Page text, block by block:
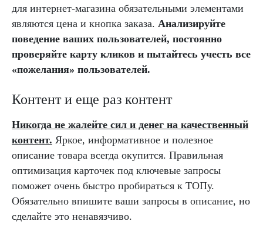
для интернет-магазина обязательными элементами
являются цена и кнопка заказа. Анализируйте
поведение ваших пользователей, постоянно
проверяйте карту кликов и пытайтесь учесть все
«пожелания» пользователей.
Контент и еще раз контент
Никогда не жалейте сил и денег на качественный
контент. Яркое, информативное и полезное
описание товара всегда окупится. Правильная
оптимизация карточек под ключевые запросы
поможет очень быстро пробираться к ТОПу.
Обязательно впишите ваши запросы в описание, но
сделайте это ненавязчиво.